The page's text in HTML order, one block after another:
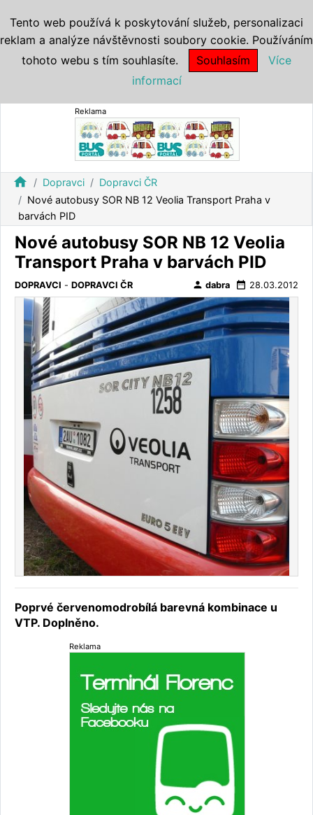
Reklama
home Dopravci
Dopravci ČR
Nové autobusy SOR NB 12 Veolia Transport Praha v
barvách PID
Nové autobusy SOR NB 12 Veolia
Transport Praha v barvách PID
DOPRAVCI - DOPRAVCI ČR person dabra date_range 28.03.2012
Poprvé červenomodrobílá barevná kombinace u
VTP. Doplněno.
Reklama
Tento web používá k poskytování služeb, personalizaci
reklam a analýze návštěvnosti soubory cookie. Používáním
tohoto webu s tím souhlasíte.
Souhlasím
Více
informací